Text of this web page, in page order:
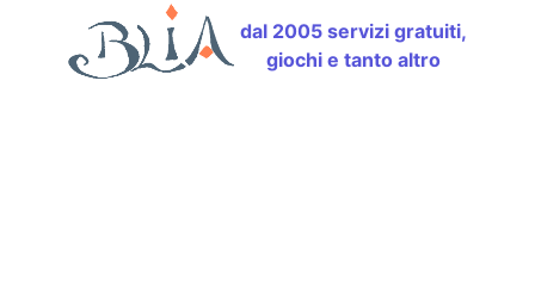
dal 2005 servizi gratuiti,
giochi e tanto altro